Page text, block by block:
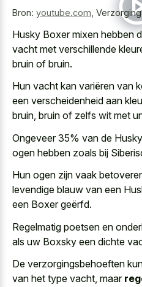
Bron: youtube.com
Husky Boxer mixen hebben
vacht met verschillende
bruin of bruin.
Hun vacht kan variëren van
een verscheidenheid aan
bruin, bruin of zelfs wit met
Ongeveer 35% van de
ogen hebben zoals bij
Hun ogen zijn vaak
levendige blauw van een
een Boxer geërfd.
Regelmatig poetsen en
als uw Boxsky een dichte
De verzorgingsbehoeften
van het type vacht, maar